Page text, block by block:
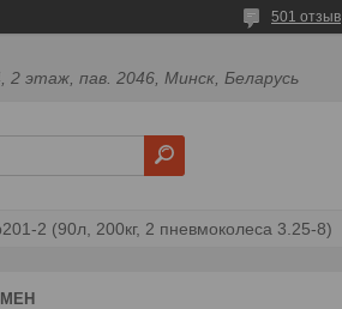
501 отзыв
2 этаж, пав. 2046, Минск, Беларусь
2 (90л, 200кг, 2 пневмоколеса 3.25-8)